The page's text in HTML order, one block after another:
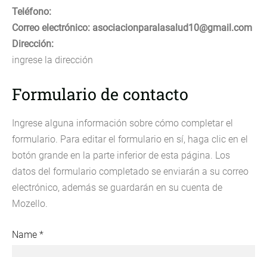
Teléfono:
Correo electrónico: asociacionparalasalud10@gmail.com
Dirección:
ingrese la dirección
Formulario de contacto
Ingrese alguna información sobre cómo completar el
formulario. Para editar el formulario en sí, haga clic en el
botón grande en la parte inferior de esta página. Los
datos del formulario completado se enviarán a su correo
electrónico, además se guardarán en su cuenta de
Mozello.
Name *